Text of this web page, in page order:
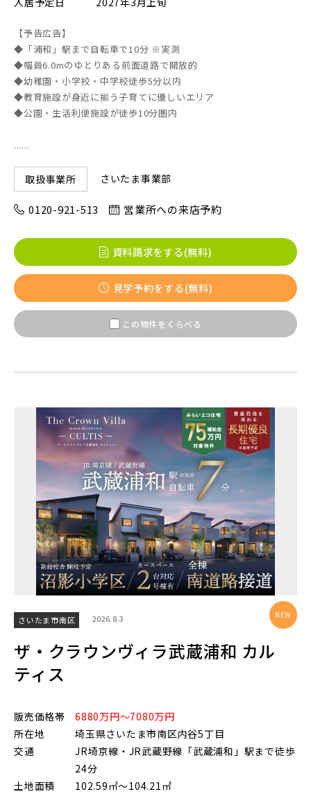
京成線
京成松戸線
京成押上線
京成成田スカイアクセス線
西武線
西武池袋線
西武新宿線
西武有楽町線
西武豊島線
その他鉄道
東京メトロ有楽町線
土地面積50坪以上
20棟以上の大型分譲
ブランドを知る
【予告広告】
◆「浦和」駅まで自転車で10分 ※実測
◆幅員6.0mのゆとりある前面道路で開放的
◆幼稚園・小学校・中学校徒歩5分以内
◆教育施設が身近に揃う子育てに優しいエリア
◆公園・生活利便施設が徒歩10分圏内
......
取扱事業所 さいたま事業部
0120-921-513 営業所への来店予約
資料請求をする(無料)
見学予約をする(無料)
この物件をくらべる
さいたま市南区 2026.8.3
ザ・クラウンヴィラ武蔵浦和 カル
ティス
販売価格帯
6880万円～7080万円
所在地
埼玉県さいたま市南区内谷5丁目
交通
JR埼京線・JR武蔵野線「武蔵浦和」駅まで徒歩
24分
土地面積
102.59㎡～104.21㎡